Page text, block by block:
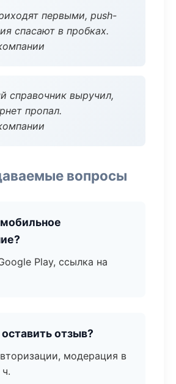
первыми, push-
спасают в пробках.
справочник выручил,
пропал.
вопросы
Play, ссылка на
отзыв?
модерация в